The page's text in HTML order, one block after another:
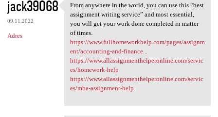
jack39068
09.11.2022
Adres
From anywhere in the world,
From anywhere in the world, you can use this “best
assignment writing service” and most essential,
you will get your work done completed in matter
of times.
https://www.fullhomeworkhelp.com/pages/assignm
ent/accounting-and-finance...
https://www.allassignmenthelperonline.com/servic
es/homework-help
https://www.allassignmenthelperonline.com/servic
es/mba-assignment-help